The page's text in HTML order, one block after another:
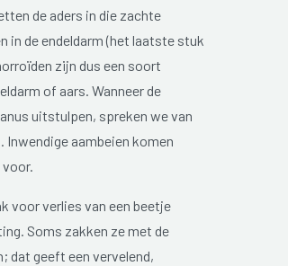
de aders in die zachte
in de endeldarm (het laatste stuk
zijn dus een soort
of aars. Wanneer de
uitstulpen, spreken we van
Inwendige aambeien komen
voor.
voor verlies van een beetje
Soms zakken ze met de
dat geeft een vervelend,